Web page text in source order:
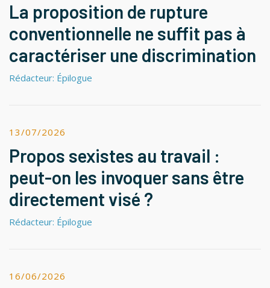
La proposition de rupture
conventionnelle ne suffit pas à
caractériser une discrimination
Rédacteur: Épilogue
13/07/2026
Propos sexistes au travail :
peut-on les invoquer sans être
directement visé ?
Rédacteur: Épilogue
16/06/2026